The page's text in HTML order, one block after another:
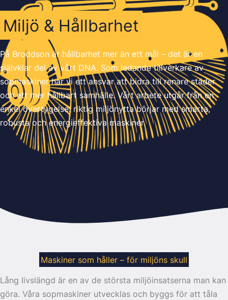
Miljö & Hållbarhet
På Broddson är hållbarhet mer än ett mål – det är en
självklar del av vårt DNA. Som ledande tillverkare av
sopmaskiner har vi ett ansvar att bidra till renare städer
och ett mer hållbart samhälle. Vårt arbete utgår från en
enkel övertygelse: riktig miljönytta börjar med smarta,
robusta och energieffektiva maskiner.
Maskiner som håller – för miljöns skull
Lång livslängd är en av de största miljöinsatserna man kan
göra. Våra sopmaskiner utvecklas och byggs för att tåla